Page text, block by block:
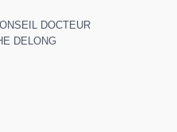
DOCTEUR
DELONG